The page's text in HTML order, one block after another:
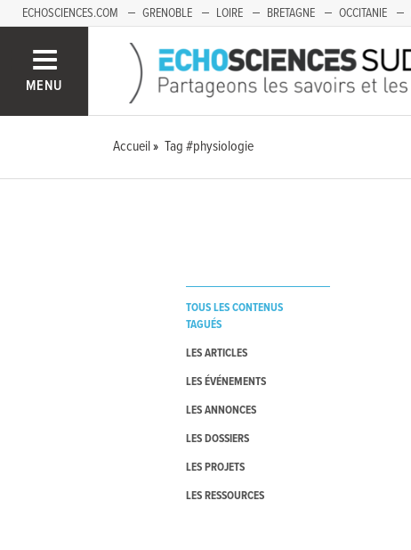
ECHOSCIENCES.COM GRENOBLE LOIRE BRETAGNE OCCITANIE
MENU
Accueil Tag #physiologie
TOUS LES CONTENUS
TAGUÉS
LES ARTICLES
LES ÉVÉNEMENTS
LES ANNONCES
LES DOSSIERS
LES PROJETS
LES RESSOURCES